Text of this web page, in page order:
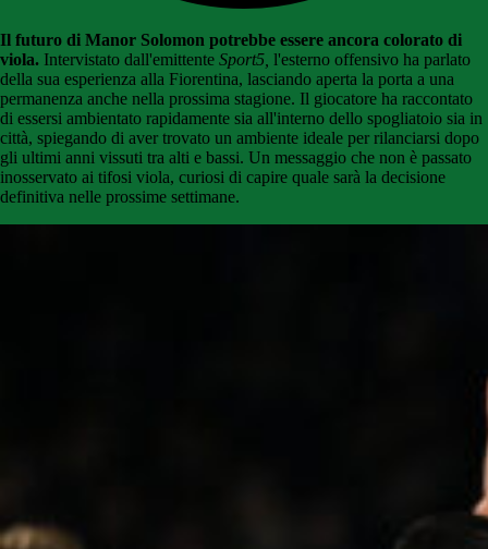
Il futuro di Manor Solomon potrebbe essere ancora colorato di
viola. Intervistato dall'emittente Sport5, l'esterno offensivo ha parlato
della sua esperienza alla Fiorentina, lasciando aperta la porta a una
permanenza anche nella prossima stagione. Il giocatore ha raccontato
di essersi ambientato rapidamente sia all'interno dello spogliatoio sia in
città, spiegando di aver trovato un ambiente ideale per rilanciarsi dopo
gli ultimi anni vissuti tra alti e bassi. Un messaggio che non è passato
inosservato ai tifosi viola, curiosi di capire quale sarà la decisione
definitiva nelle prossime settimane.